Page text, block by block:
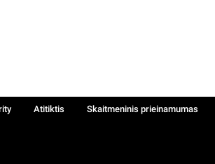
Atitiktis
Skaitmeninis prieinamumas